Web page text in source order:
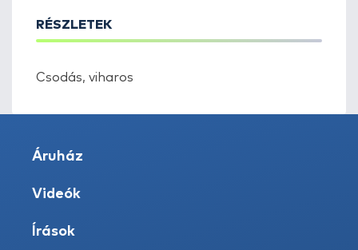
RÉSZLETEK
Csodás, viharos
Áruház
Videók
Írások